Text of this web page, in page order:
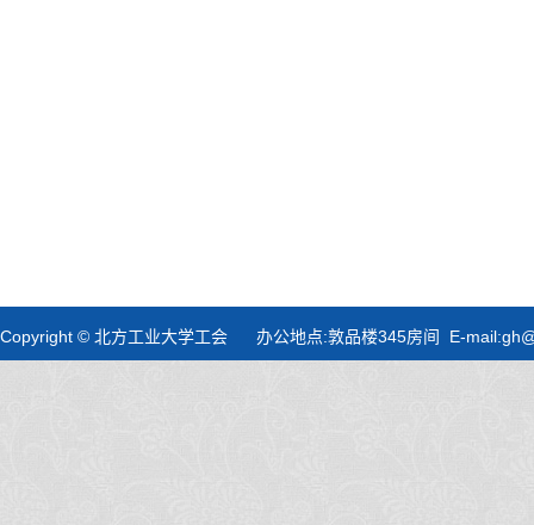
Copyright © 北方工业大学工会 办公地点:敦品楼345房间 E-